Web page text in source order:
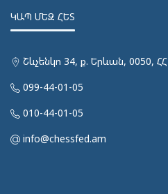
ԿԱՊ ՄԵԶ ՀԵՏ
Շևչենկո 34, ք. Երևան, 0050, ՀՀ
099-44-01-05
010-44-01-05
info@chessfed.am